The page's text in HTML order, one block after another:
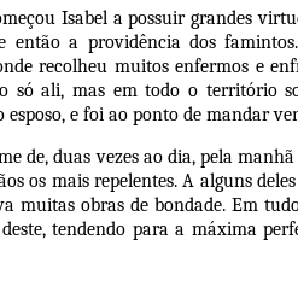
Isabel a possuir grandes
então a providência dos
recolheu muitos enfermos e
só ali, mas em todo o território
e foi ao ponto de mandar
de, duas vezes ao dia, pela
os mais repelentes. A alguns
muitas obras de bondade. Em
tendendo para a máxima